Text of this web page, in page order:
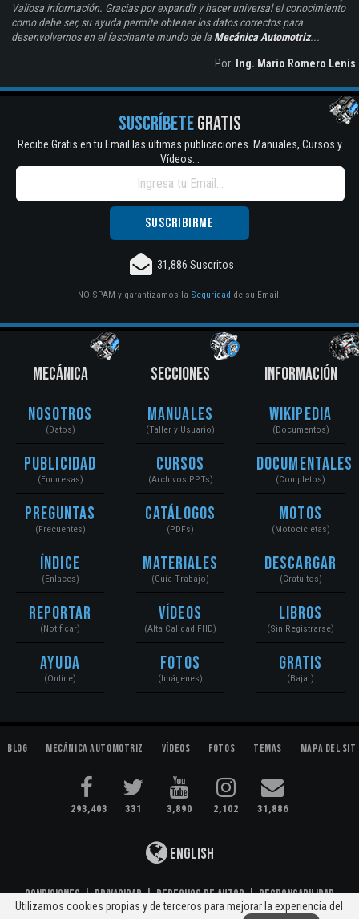
Valiosa información. Gracias por expandir y hacer universal el conocimiento
como debe ser, su ayuda permite obtener los datos correctos para
desenvolvernos en el fascinante mundo de la Mecánica Automotriz...
Por: Ing. Mario Romero Lenis
SUSCRÍBETEGRATIS
Recibe Gratis en tu Email las últimas publicaciones. Manuales, Cursos y
Vídeos...
31,886 Suscritos
NO SPAM y garantizamos la Seguridad de su Email.
MECÁNICA
Nosotros
(Datos)
Publicidad
(Empresas)
Preguntas
(Frecuentes)
Índice
(Enlaces)
Reportar
(Notificar)
Ayuda
(Online)
SECCIONES
Manuales
(Taller y Usuario)
Cursos
(Archivos PPTs)
Catálogos
(PDFs)
Materiales
(Guía Trabajo)
Vídeos
(Alta Calidad FHD)
Fotos
(Imágenes)
INFORMACIÓN
Wikipedia
(Documentos)
Documentales
(Completos)
Motos
(Motocicletas)
Descargar
(Gratuitos)
Libros
(Sin Registrarse)
Gratis
(Bajar)
Blog Mecánica Automotriz Vídeos Fotos Temas Mapa del
293,403 331 3,890 2,102 31,886
English
Condiciones|Privacidad|Derechos de Autor|Responsabilidad
Utilizamos cookies propias y de terceros para mejorar la experiencia del